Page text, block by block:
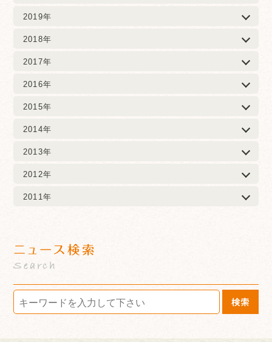
2019年
2018年
2017年
2016年
2015年
2014年
2013年
2012年
2011年
ニュース検索
Search
検索